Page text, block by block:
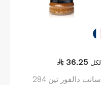
36.25 لكل
سانت دالفور تين 284